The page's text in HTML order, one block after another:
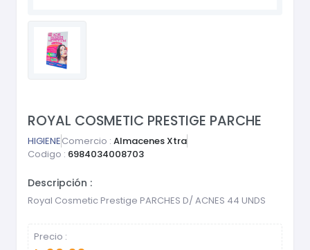
ROYAL COSMETIC PRESTIGE PARCHE
HIGIENEComercio : Almacenes Xtra
Codigo : 6984034008703
Descripción :
Royal Cosmetic Prestige PARCHES D/ ACNES 44 UNDS
Precio :